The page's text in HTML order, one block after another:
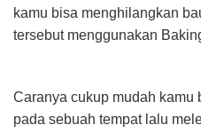
kamu bisa menghilangkan
tersebut menggunakan
Caranya cukup mudah kamu
pada sebuah tempat lalu